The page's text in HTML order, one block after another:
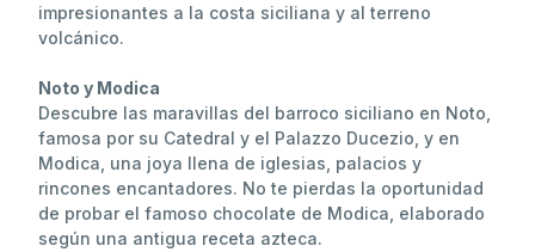
impresionantes a la costa siciliana y al terreno
volcánico.
Noto y Modica
Descubre las maravillas del barroco siciliano en Noto,
famosa por su Catedral y el Palazzo Ducezio, y en
Modica, una joya llena de iglesias, palacios y
rincones encantadores. No te pierdas la oportunidad
de probar el famoso chocolate de Modica, elaborado
según una antigua receta azteca.